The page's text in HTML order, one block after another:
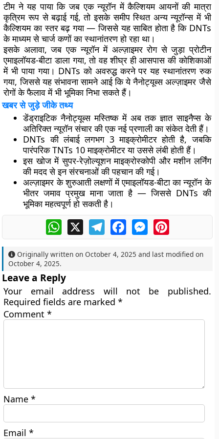
टीम ने यह पाया कि जब एक न्यूरॉन में कैल्शियम आयनों की मात्रा
कृत्रिम रूप से बढ़ाई गई, तो इसके समीप स्थित अन्य न्यूरॉन्स में भी
कैल्शियम का स्तर बढ़ गया — जिससे यह साबित होता है कि DNTs
के माध्यम से चार्ज कणों का स्थानांतरण हो रहा था।
इसके अलावा, जब एक न्यूरॉन में अल्ज़ाइमर रोग से जुड़ा प्रोटीन
एमाइलॉयड-बीटा डाला गया, तो वह शीघ्र ही आसपास की कोशिकाओं
में भी पाया गया। DNTs को अवरुद्ध करने पर यह स्थानांतरण रुक
गया, जिससे यह संभावना सामने आई कि ये नैनोट्यूब्स अल्ज़ाइमर जैसे
रोगों के फैलाव में भी भूमिका निभा सकते हैं।
खबर से जुड़े जीके तथ्य
डेंड्राइटिक नैनोट्यूब्स मस्तिष्क में अब तक ज्ञात साइनैप्स के
अतिरिक्त न्यूरॉन संचार की एक नई प्रणाली का संकेत देती हैं।
DNTs की लंबाई लगभग 3 माइक्रोमीटर होती है, जबकि
पारंपरिक TNTs 10 माइक्रोमीटर या उससे लंबी होती हैं।
इस खोज में सुपर-रेज़ोल्यूशन माइक्रोस्कोपी और मशीन लर्निंग
की मदद से इन संरचनाओं की पहचान की गई।
अल्ज़ाइमर के शुरुआती लक्षणों में एमाइलॉयड-बीटा का न्यूरॉन के
भीतर जमाव प्रमुख माना जाता है — जिससे DNTs की
भूमिका महत्वपूर्ण हो सकती है।
WhatsApp
X TelegramFacebookMessengerPinterest
Originally written onOctober 4, 2025 and last modified on
October 4, 2025.
Leave a Reply
Your email address will not be published.
Required fields are marked*
Comment*
Name*
Email*